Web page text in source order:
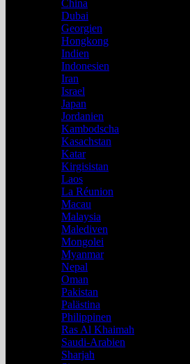
China
Dubai
Georgien
Hongkong
Indien
Indonesien
Iran
Israel
Japan
Jordanien
Kambodscha
Kasachstan
Katar
Kirgisistan
Laos
La Réunion
Macau
Malaysia
Malediven
Mongolei
Myanmar
Nepal
Oman
Pakistan
Palästina
Philippinen
Ras Al Khaimah
Saudi-Arabien
Sharjah